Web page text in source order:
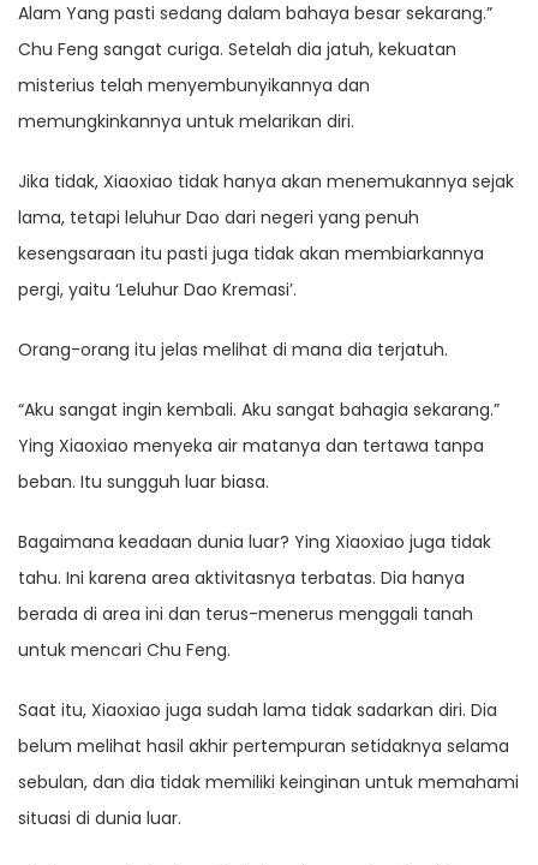
Alam Yang pasti sedang dalam bahaya besar sekarang.”
Chu Feng sangat curiga. Setelah dia jatuh, kekuatan
misterius telah menyembunyikannya dan
memungkinkannya untuk melarikan diri.
Jika tidak, Xiaoxiao tidak hanya akan menemukannya sejak
lama, tetapi leluhur Dao dari negeri yang penuh
kesengsaraan itu pasti juga tidak akan membiarkannya
pergi, yaitu ‘Leluhur Dao Kremasi’.
Orang-orang itu jelas melihat di mana dia terjatuh.
“Aku sangat ingin kembali. Aku sangat bahagia sekarang.”
Ying Xiaoxiao menyeka air matanya dan tertawa tanpa
beban. Itu sungguh luar biasa.
Bagaimana keadaan dunia luar? Ying Xiaoxiao juga tidak
tahu. Ini karena area aktivitasnya terbatas. Dia hanya
berada di area ini dan terus-menerus menggali tanah
untuk mencari Chu Feng.
Saat itu, Xiaoxiao juga sudah lama tidak sadarkan diri. Dia
belum melihat hasil akhir pertempuran setidaknya selama
sebulan, dan dia tidak memiliki keinginan untuk memahami
situasi di dunia luar.